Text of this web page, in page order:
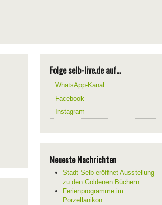
Folge selb-live.de auf...
WhatsApp-Kanal
Facebook
Instagram
Neueste Nachrichten
Stadt Selb eröffnet Ausstellung
zu den Goldenen Büchern
Ferienprogramme im
Porzellanikon